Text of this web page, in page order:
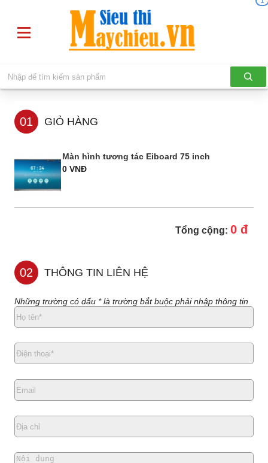
01 GIỎ HÀNG
Màn hình tương tác Eiboard 75 inch
0 VNĐ
Tổng cộng: 0 đ
02 THÔNG TIN LIÊN HỆ
Những trường có dấu * là trường bắt buộc phải nhập thông tin